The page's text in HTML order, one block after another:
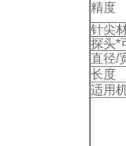
精度
针尖
探头*
直径/
长度
适用